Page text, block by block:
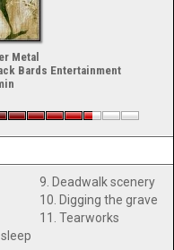
Metal
Bards Entertainment
9. Deadwalk scenery
10. Digging the grave
11. Tearworks